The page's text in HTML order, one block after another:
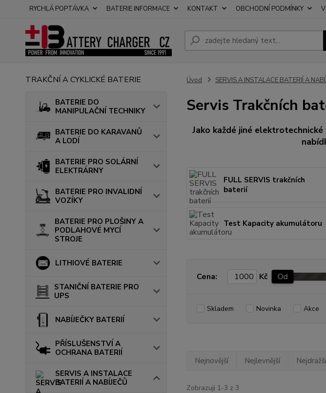
RYCHLÁ POPTÁVKA BATERIE INFORMACE KONTAKT OBCHODNÍ PODMÍNKY
TRAKČNÍ A CYKLICKÉ BATERIE
BATERIE DO
MANIPULAČNÍ TECHNIKY
BATERIE DO KARAVANŮ
A LODÍ
BATERIE PRO SOLÁRNÍ
ELEKTRÁRNY
BATERIE PRO INVALIDNÍ
VOZÍKY
BATERIE PRO PLOŠINY A
PODLAHOVÉ MYCÍ
STROJE
LITHIOVÉ BATERIE
STANIČNÍ BATERIE PRO
UPS
NABÍJEČKY BATERIÍ
PŘÍSLUŠENSTVÍ A
OCHRANA BATERIÍ
SERVIS A INSTALACE
BATERIÍ A NABÍJEČŮ
Úvod SERVIS A INSTALACE BATERIÍ A
Servis Trakčních
Jako každé jiné
FULL SERVIS trakčních
baterií
Test Kapacity akumulátoru
Cena: Kč Od
Skladem Novinka Akce
Nejnovější Nejlevnější Nejdražší
Zobrazuji 1-3 z 3